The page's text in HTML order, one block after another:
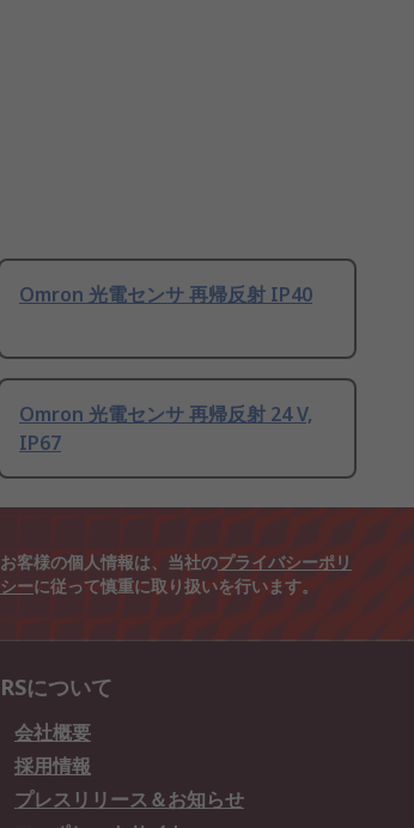
Omron 光電センサ 再帰反射 IP40
Omron 光電センサ 再帰反射 24 V,
IP67
お客様の個人情報は、当社のプライバシーポリ
シーに従って慎重に取り扱いを行います。
RSについて
会社概要
採用情報
プレスリリース＆お知らせ